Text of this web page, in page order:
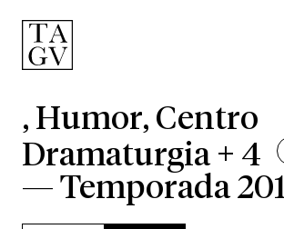
, Humor, Centro
Dramaturgia + 4
— Temporada